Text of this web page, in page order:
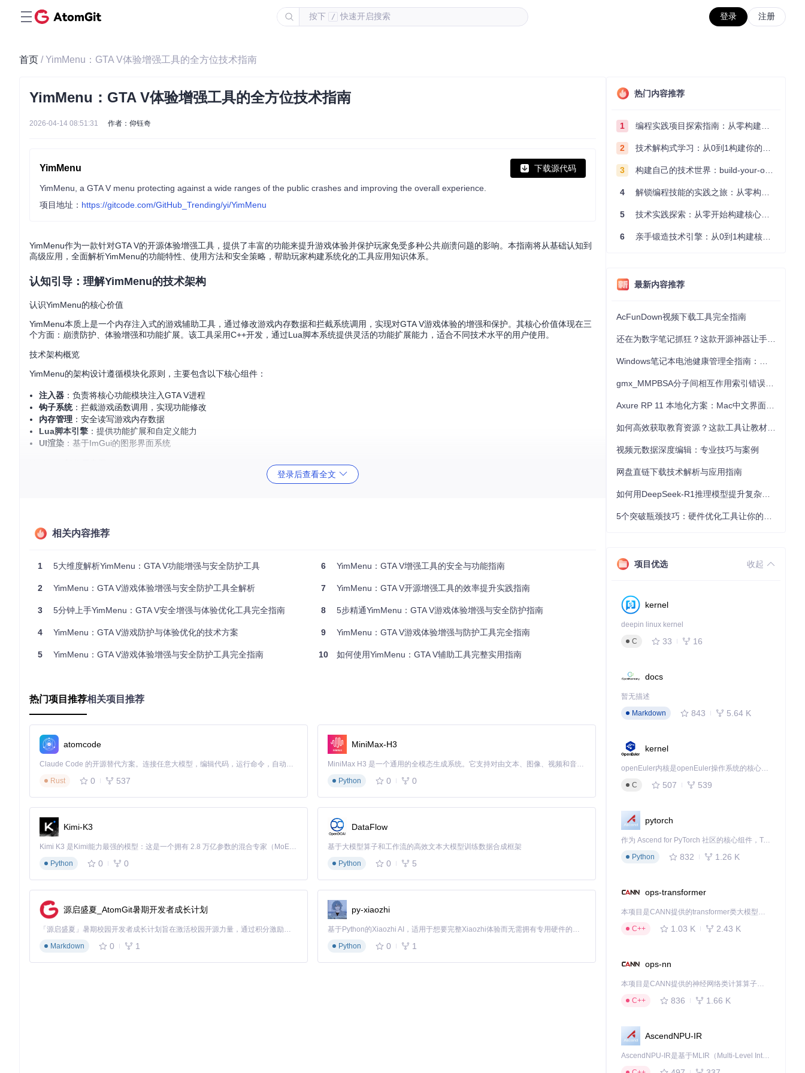
按下 / 快速开启搜索 登录 注册
首页 / YimMenu：GTA V体验增强工具的全方位技术指南
YimMenu：GTA V体验增强工具的全方位技术指南
2026-04-14 08:51:31 作者：仰钰奇
YimMenu 下载源代码
YimMenu, a GTA V menu protecting against a wide ranges of the public crashes and improving the overall experience.
项目地址： https://gitcode.com/GitHub_Trending/yi/YimMenu
YimMenu作为一款针对GTA V的开源体验增强工具，提供了丰富的功能来提升游戏体验并保护玩家免受多种公共崩溃问题的影响。本指南将从基础认知到
高级应用，全面解析YimMenu的功能特性、使用方法和安全策略，帮助玩家构建系统化的工具应用知识体系。
认知引导：理解YimMenu的技术架构
认识YimMenu的核心价值
YimMenu本质上是一个内存注入式的游戏辅助工具，通过修改游戏内存数据和拦截系统调用，实现对GTA V游戏体验的增强和保护。其核心价值体现在三
个方面：崩溃防护、体验增强和功能扩展。该工具采用C++开发，通过Lua脚本系统提供灵活的功能扩展能力，适合不同技术水平的用户使用。
技术架构概览
YimMenu的架构设计遵循模块化原则，主要包含以下核心组件：
注入器 ：负责将核心功能模块注入GTA V进程
钩子系统：拦截游戏函数调用，实现功能修改
内存管理 ：安全读写游戏内存数据
Lua脚本引擎 ：提供功能扩展和自定义能力
UI渲染 ：基于ImGui的图形界面系统
    ├── 游戏崩溃 → 启用"防护功能"模块
自测问题：YimMenu的核心架构由哪些组件构成？它们各自承担什么功能？
功能解构：核心模块技术解析
YimMenu的部署过程需要基本的开发环境支持，以下是完整的编译部署流程：
安装Visual Studio 2022（需包含C++开发组件）
安装CMake 3.16或更高版本
确保系统已安装Git
源代码获取
git clone
编译过程
运行CMake生成项目文件
使用Visual Studio打开解决方案
选择"Release"配置并构建项目
将编译生成的 YimMenu.dll 复制到GTA V游戏目录
运行注入器程序injector.exe
YimMenu编译部署流程图
登录后查看全文
相关内容推荐
1 5大维度解析YimMenu：GTA V功能增强与安全防护工具
2 YimMenu：GTA V游戏体验增强与安全防护工具全解析
3 5分钟上手YimMenu：GTA V安全增强与体验优化工具完全指南
4 YimMenu：GTA V游戏防护与体验优化的技术方案
5 YimMenu：GTA V游戏体验增强与安全防护工具完全指南
6 YimMenu：GTA V增强工具的安全与功能指南
7 YimMenu：GTA V开源增强工具的效率提升实践指南
8 5步精通YimMenu：GTA V游戏体验增强与安全防护指南
9 YimMenu：GTA V游戏体验增强与防护工具完全指南
10 如何使用YimMenu：GTA V辅助工具完整实用指南
热门项目推荐相关项目推荐
atomcode
Claude Code 的开源替代方案。连接任意大模型，编辑代码，运行命令，自动验证 — 全自动执行。用 Rust 构建，极致性能。 ｜ An open-source alternative to Claude Code. Connect any LLM, edit code, run commands, and verify changes — autonomously. Built in Rust for speed. Get Started
Rust
0 537
MiniMax-H3
MiniMax H3 是一个通用的全模态生成系统。它支持对由文本、图像、视频和音频组成的多模态上下文进行统一理解，并能生成分辨率高达 2K、时长可达 15 秒的带原生立体声音频的视频。得益于面向任务泛化的系统设计，H3 在预训练阶段就已具备广泛的多模态上下文理解与生成能力，能够出色地执行复杂的多模态指令。
Python
0 0
Kimi-K3
Kimi K3 是Kimi能力最强的模型：这是一个拥有 2.8 万亿参数的混合专家（MoE）模型，具备原生视觉理解能力，并支持 100 万 token 的上下文窗口。
Python
0 0
DataFlow
基于大模型算子和工作流的高效文本大模型训练数据合成框架
Python
0 5
源启盛夏_AtomGit暑期开发者成长计划
「源启盛夏」暑期校园开发者成长计划旨在激活校园开源力量，通过积分激励、认证扶持、资源倾斜等形式，引导高校组织和开发者完成「入驻 — 建项目 — 做贡献 — 获认证 — 得资源」的完整闭环。无论你是想带领社团入驻平台的组织者，还是希望用代码贡献证明自己的开发者，都能在这里找到属于你的成长路径。
Markdown
0 1
py-xiaozhi
基于Python的Xiaozhi AI，适用于想要完整Xiaozhi体验而无需拥有专用硬件的用户。
Python
0 1
热门内容推荐
1 编程实践项目探索指南：从零构建技术能力体系
2 技术解构式学习：从0到1构建你的编程知识体系
3 构建自己的技术世界：build-your-own-x项目的实践探索指南
4 解锁编程技能的实践之旅：从零构建你的技术世界
5 技术实践探索：从零开始构建核心系统的实践指南
6 亲手锻造技术引擎：从0到1构建核心系统的实践指南
最新内容推荐
AcFunDown视频下载工具完全指南
视频元数据深度编辑：专业技巧与案例
网盘直链下载技术解析与应用指南
项目优选 收起
kernel
deepin linux kernel
C
33 16
docs
暂无描述
Markdown
843 5.64 K
kernel
openEuler内核是openEuler操作系统的核心，既是系统性能与稳定性的基石，也是连接处理器、设备与服务的桥梁。
C
507 539
pytorch
作为 Ascend for PyTorch 社区的核心组件，TorchNPU 是昇腾专为 PyTorch 打造的深度学习适配插件，使 PyTorch 框架能够直接调用昇腾 NPU，为开发者提供昇腾 AI 处理器的超强算力。
Python
832 1.26 K
ops-transformer
本项目是CANN提供的transformer类大模型算子库，实现网络在NPU上加速计算。
C++
1.03 K 2.43 K
ops-nn
本项目是CANN提供的神经网络类计算算子库，实现网络在NPU上加速计算。
C++
836 1.66 K
AscendNPU-IR
AscendNPU-IR是基于MLIR（Multi-Level Intermediate Representation）构建的，面向昇腾亲和算子编译时使用的中间表示，提供昇腾完备表达能力，通过编译优化提升昇腾AI处理器计算效率，支持通过生态框架使能昇腾AI处理器与深度调优